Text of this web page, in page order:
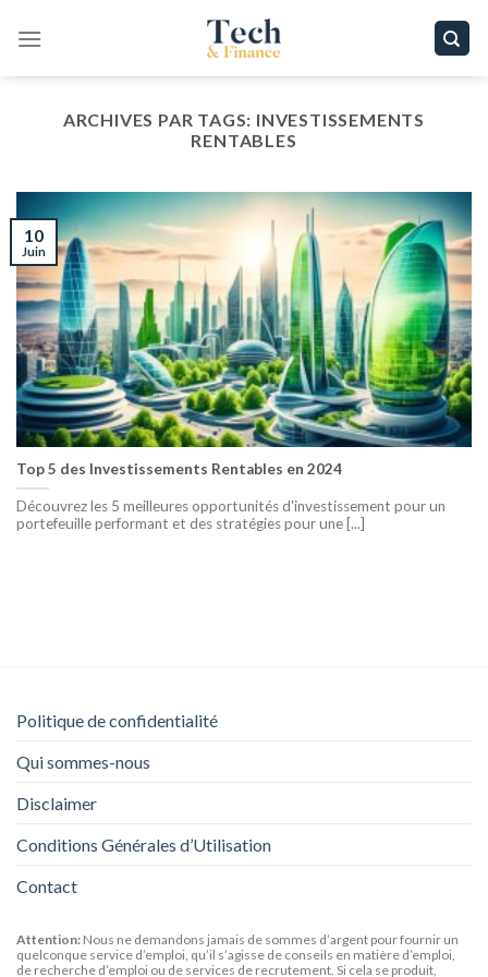
ARCHIVES PAR TAGS: INVESTISSEMENTS
RENTABLES
Top 5 des Investissements Rentables en 2024
Découvrez les 5 meilleures opportunités d'investissement pour un
portefeuille performant et des stratégies pour une [...]
10
Juin
Politique de confidentialité
Qui sommes-nous
Disclaimer
Conditions Générales d’Utilisation
Contact
Attention: Nous ne demandons jamais de sommes d’argent pour fournir un
quelconque service d’emploi, qu’il s’agisse de conseils en matière d’emploi,
de recherche d’emploi ou de services de recrutement. Si cela se produit,